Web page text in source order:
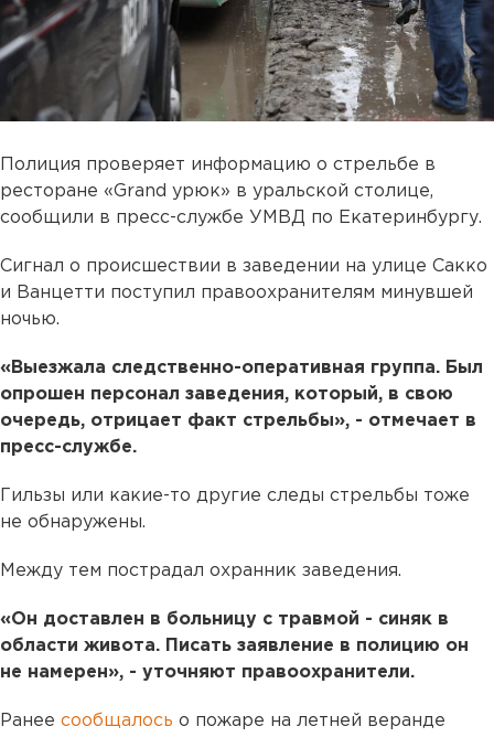
Полиция проверяет информацию о стрельбе в
ресторане «Grand урюк» в уральской столице,
сообщили в пресс-службе УМВД по Екатеринбургу.
Сигнал о происшествии в заведении на улице Сакко
и Ванцетти поступил правоохранителям минувшей
ночью.
«Выезжала следственно-оперативная группа. Был
опрошен персонал заведения, который, в свою
очередь, отрицает факт стрельбы», - отмечает в
пресс-службе.
Гильзы или какие-то другие следы стрельбы тоже
не обнаружены.
Между тем пострадал охранник заведения.
«Он доставлен в больницу с травмой - синяк в
области живота. Писать заявление в полицию он
не намерен», - уточняют правоохранители.
Ранее сообщалось о пожаре на летней веранде